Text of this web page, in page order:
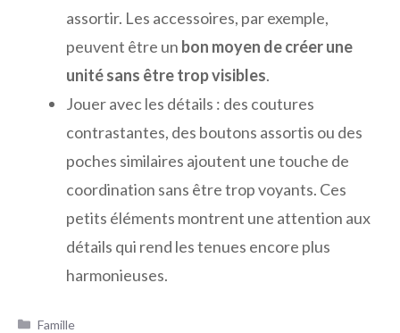
assortir. Les accessoires, par exemple,
peuvent être un bon moyen de créer une
unité sans être trop visibles.
Jouer avec les détails : des coutures
contrastantes, des boutons assortis ou des
poches similaires ajoutent une touche de
coordination sans être trop voyants. Ces
petits éléments montrent une attention aux
détails qui rend les tenues encore plus
harmonieuses.
Catégories
Famille